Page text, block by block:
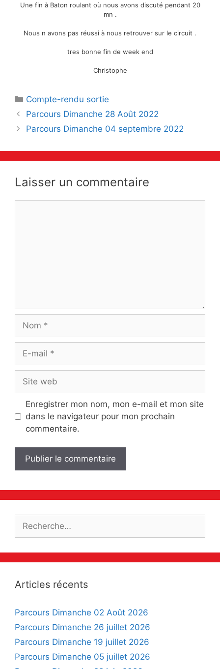
Une fin à Baton roulant où nous avons discuté pendant 20
mn .
Nous n avons pas réussi à nous retrouver sur le circuit .
tres bonne fin de week end
Christophe
Catégories
Compte-rendu sortie
Navigation
des
Parcours Dimanche 28 Août 2022
Parcours Dimanche 04 septembre 2022
Laisser un commentaire
mail
web
Enregistrer mon nom, mon e-mail et mon site
dans le navigateur pour mon prochain
commentaire.
Rechercher :
Articles récents
Parcours Dimanche 02 Août 2026
Parcours Dimanche 26 juillet 2026
Parcours Dimanche 19 juillet 2026
Parcours Dimanche 05 juillet 2026